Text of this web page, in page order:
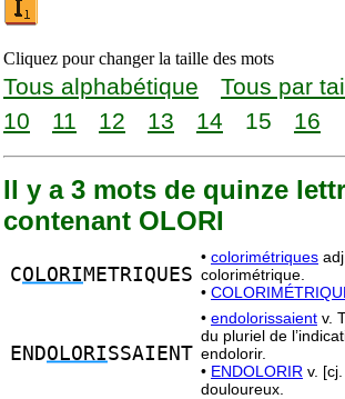
Cliquez pour changer la taille des mots
Tous alphabétique Tous par
10
11 12 13 14 15 16
Il y a 3 mots de quinze
contenant OLORI
COLORI METRIQUES
• colorimétriques
colorimétrique.
•
ENDOLORISSAIENT
• endolorissaient v.
du pluriel de
endolorir.
• ENDOLORIR v.
douloureux.